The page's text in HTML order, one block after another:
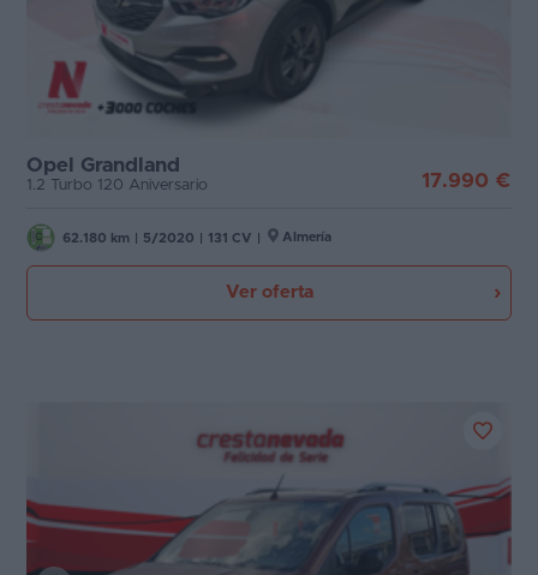
Opel Grandland
1.2 Turbo 120 Aniversario 17.990 €
62.180 km 5/2020 131 CV Almería
Ver oferta